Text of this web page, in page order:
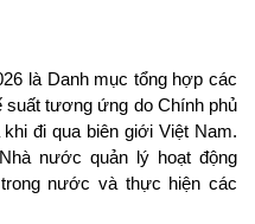
là Danh mục tổng hợp các
suất tương ứng do Chính phủ
đi qua biên giới Việt Nam.
nước quản lý hoạt động
nước và thực hiện các